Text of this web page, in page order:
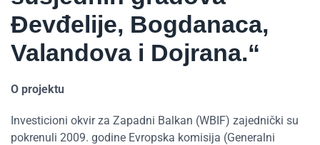
Đevđelije, Bogdanaca,
Valandova i Dojrana.“
O projektu
Investicioni okvir za Zapadni Balkan (WBIF) zajednički su
pokrenuli 2009. godine Evropska komisija (Generalni